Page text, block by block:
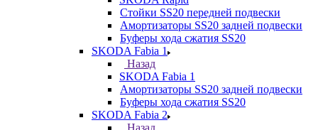
Стойки SS20 передней подвески
Амортизаторы SS20 задней подвески
Буферы хода сжатия SS20
SKODA Fabia 1
Назад
SKODA Fabia 1
Амортизаторы SS20 задней подвески
Буферы хода сжатия SS20
SKODA Fabia 2
Назад